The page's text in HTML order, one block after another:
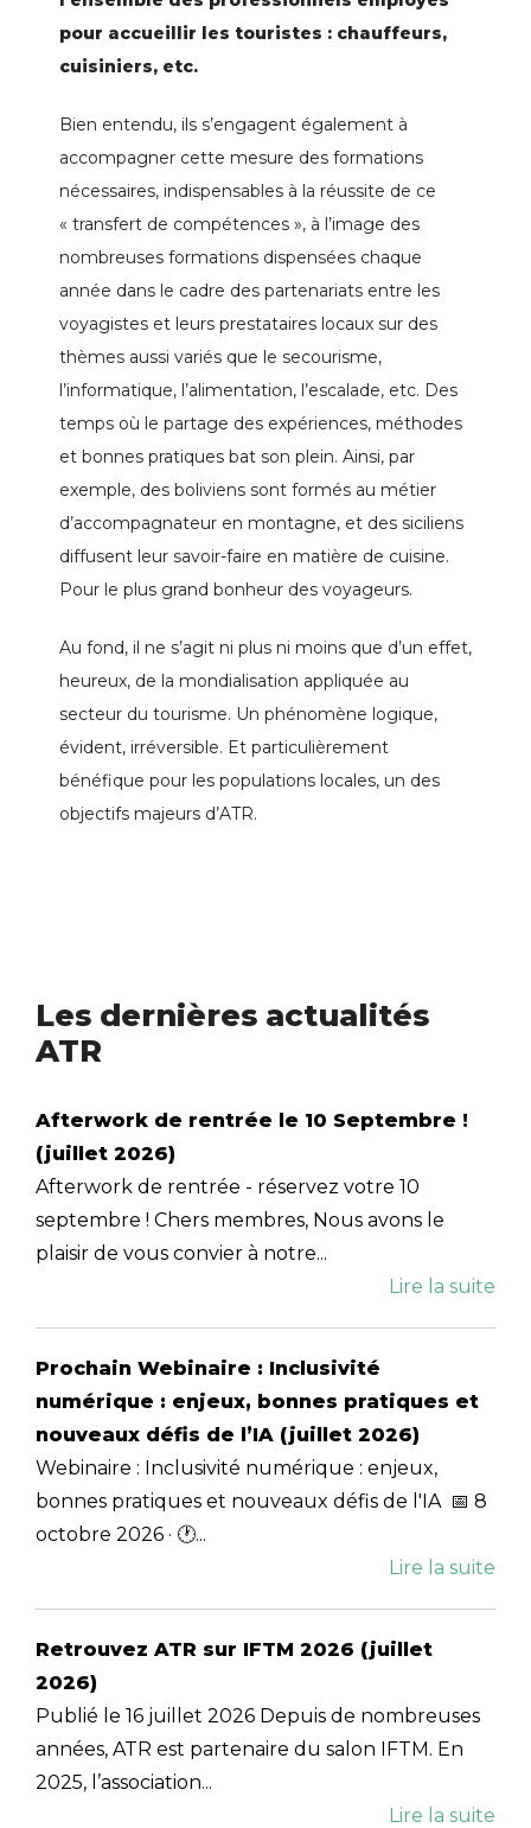
pour accueillir les touristes : chauffeurs,
cuisiniers, etc.
Bien entendu, ils s’engagent également à
accompagner cette mesure des formations
nécessaires, indispensables à la réussite de ce
« transfert de compétences », à l’image des
nombreuses formations dispensées chaque
année dans le cadre des partenariats entre les
voyagistes et leurs prestataires locaux sur des
thèmes aussi variés que le secourisme,
l’informatique, l’alimentation, l’escalade, etc. Des
temps où le partage des expériences, méthodes
et bonnes pratiques bat son plein. Ainsi, par
exemple, des boliviens sont formés au métier
d’accompagnateur en montagne, et des siciliens
diffusent leur savoir-faire en matière de cuisine.
Pour le plus grand bonheur des voyageurs.
Au fond, il ne s’agit ni plus ni moins que d’un effet,
heureux, de la mondialisation appliquée au
secteur du tourisme. Un phénomène logique,
évident, irréversible. Et particulièrement
bénéfique pour les populations locales, un des
objectifs majeurs d’ATR.
Les dernières actualités
ATR
Afterwork de rentrée le 10 Septembre !
(juillet 2026)
Afterwork de rentrée - réservez votre 10
septembre ! Chers membres, Nous avons le
plaisir de vous convier à notre...
Lire la suite
Prochain Webinaire : Inclusivité
numérique : enjeux, bonnes pratiques et
nouveaux défis de l’IA (juillet 2026)
Webinaire : Inclusivité numérique : enjeux,
bonnes pratiques et nouveaux défis de l'IA 📅 8
octobre 2026 · 🕐...
Lire la suite
Retrouvez ATR sur IFTM 2026 (juillet
2026)
Publié le 16 juillet 2026 Depuis de nombreuses
années, ATR est partenaire du salon IFTM. En
2025, l’association...
Lire la suite